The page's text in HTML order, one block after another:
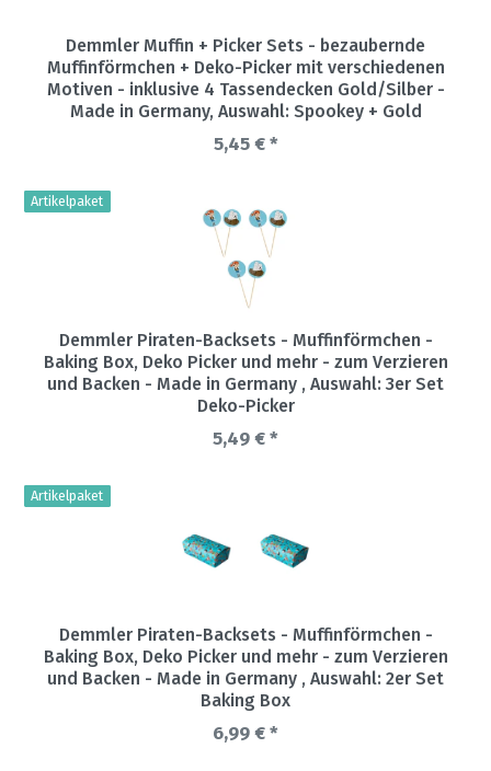
Demmler Muffin + Picker Sets - bezaubernde
Muffinförmchen + Deko-Picker mit verschiedenen
Motiven - inklusive 4 Tassendecken Gold/Silber -
Made in Germany, Auswahl: Spookey + Gold
5,45 € *
Artikelpaket
Demmler Piraten-Backsets - Muffinförmchen -
Baking Box, Deko Picker und mehr - zum Verzieren
und Backen - Made in Germany , Auswahl: 3er Set
Deko-Picker
5,49 € *
Artikelpaket
Demmler Piraten-Backsets - Muffinförmchen -
Baking Box, Deko Picker und mehr - zum Verzieren
und Backen - Made in Germany , Auswahl: 2er Set
Baking Box
6,99 € *